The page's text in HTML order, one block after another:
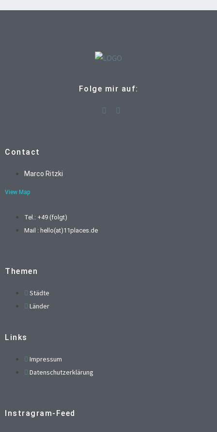
Folge mir auf:
Contact
Marco Ritzki
View Map
Tel.: +49 (folgt)
Mail : hello(at)11places.de
Themen
Städte
Länder
Links
Impressum
Datenschutzerklärung
Instragram-Feed